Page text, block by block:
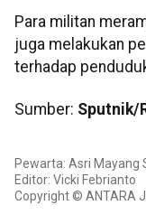
Para militan
juga melakukan
terhadap
Sumber: Sputnik/
Pewarta: Asri Mayang
Editor: Vicki Febrianto
Copyright © ANTARA